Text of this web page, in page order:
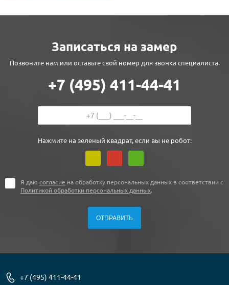
Записаться на замер
Позвоните нам или оставьте свой номер для звонка специалиста.
+7 (495) 411-44-41
Нажмите на зеленый квадрат, если вы не робот:
Я даю согласие на обработку персональных данных в соответствии с
Политикой обработки персональных данных.
+7 (495) 411-44-41